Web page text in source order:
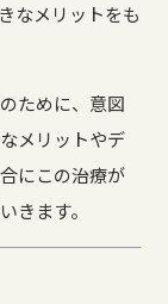
なメリットをも
ために、意図
メリットやデ
にこの治療が
きます。